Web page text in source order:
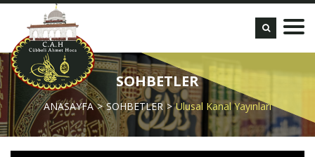
SOHBETLER
ANASAYFA SOHBETLER Ulusal Kanal Yayınları